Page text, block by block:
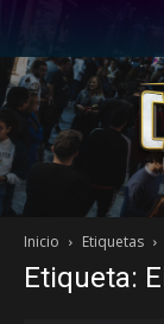
Inicio Etiquetas
Etiqueta: